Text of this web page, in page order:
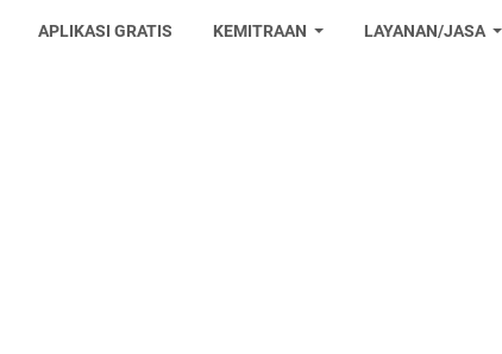
APLIKASI GRATIS KEMITRAAN LAYANAN/JASA